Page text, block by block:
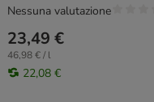
23,49 €
46,98 € / l
22,08 €
Nessuna valutazione